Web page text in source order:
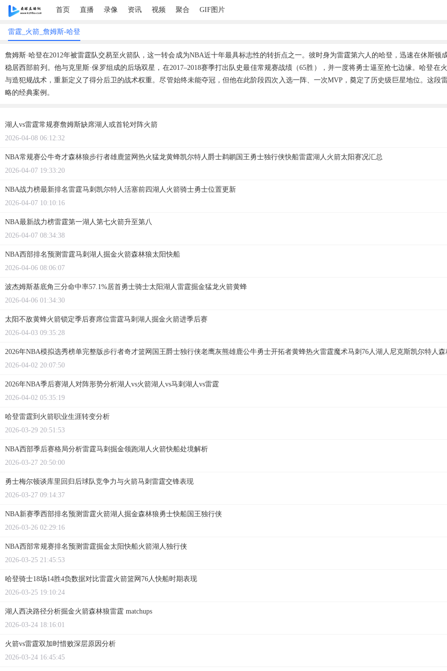
首页 直播 录像 资讯 视频 聚合 GIF图片
雷霆_火箭_詹姆斯-哈登
詹姆斯·哈登在2012年被雷霆队交易至火箭队，这一转会成为NBA近十年最具标志性的转折点之一。彼时身为雷霆第六人的哈登，迅速在休斯
稳居西部前列。他与克里斯·保罗组成的后场双星，在2017–2018赛季打出队史最佳常规赛战绩（65胜），并一度将勇士逼至抢七边缘。哈登
与造犯规战术，重新定义了得分后卫的战术权重。尽管始终未能夺冠，但他在此阶段四次入选一阵、一次MVP，奠定了历史级巨星地位。这
略的经典案例。
湖人vs雷霆常规赛詹姆斯缺席湖人或首轮对阵火箭
2026-04-08 06:12:32
NBA常规赛公牛奇才森林狼步行者雄鹿篮网热火猛龙黄蜂凯尔特人爵士鹈鹕国王勇士独行侠快船雷霆湖人火箭太阳赛况汇总
2026-04-07 19:33:20
NBA战力榜最新排名雷霆马刺凯尔特人活塞前四湖人火箭骑士勇士位置更新
2026-04-07 10:10:16
NBA最新战力榜雷霆第一湖人第七火箭升至第八
2026-04-07 08:34:38
NBA西部排名预测雷霆马刺湖人掘金火箭森林狼太阳快船
2026-04-06 08:06:07
波杰姆斯基底角三分命中率57.1%居首勇士骑士太阳湖人雷霆掘金猛龙火箭黄蜂
2026-04-06 01:34:30
太阳不敌黄蜂火箭锁定季后赛席位雷霆马刺湖人掘金火箭进季后赛
2026-04-03 09:35:28
2026年NBA模拟选秀榜单完整版步行者奇才篮网国王爵士独行侠老鹰灰熊雄鹿公牛勇士开拓者黄蜂热火雷霆魔术马刺76人湖人尼克斯凯尔特人
2026-04-02 20:07:50
2026年NBA季后赛湖人对阵形势分析湖人vs火箭湖人vs马刺湖人vs雷霆
2026-04-02 05:35:19
哈登雷霆到火箭职业生涯转变分析
2026-03-29 20:51:53
NBA西部季后赛格局分析雷霆马刺掘金领跑湖人火箭快船处境解析
2026-03-27 20:50:00
勇士梅尔顿谈库里回归后球队竞争力与火箭马刺雷霆交锋表现
2026-03-27 09:14:37
NBA新赛季西部排名预测雷霆火箭湖人掘金森林狼勇士快船国王独行侠
2026-03-26 02:29:16
NBA西部常规赛排名预测雷霆掘金太阳快船火箭湖人独行侠
2026-03-25 21:45:53
哈登骑士18场14胜4负数据对比雷霆火箭篮网76人快船时期表现
2026-03-25 19:10:24
湖人西决路径分析掘金火箭森林狼雷霆 matchups
2026-03-24 18:16:01
火箭vs雷霆双加时惜败深层原因分析
2026-03-24 16:45:45